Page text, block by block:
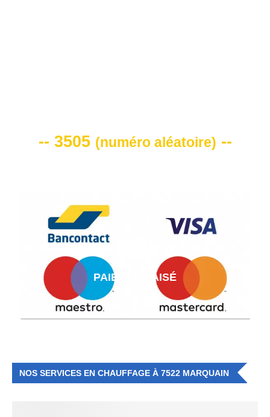
-- 3505 (numéro aléatoire) --
PAIEMENT AISÉ
NOS SERVICES EN CHAUFFAGE À 7522 MARQUAIN